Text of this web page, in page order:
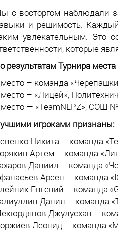
с восторгом наблюдали
и решимость. Каждый
увлекательным. Это
которые
результатам Турнира
– команда
– «Лицей»,
— «TeamNLPZ», СОШ
игроками признаны:
Никита – команда
Артем – команда
Даниил – команда
Арсен – команда
Евгений – команда
Данил – команда
Джулусхан –
Леонид – команда